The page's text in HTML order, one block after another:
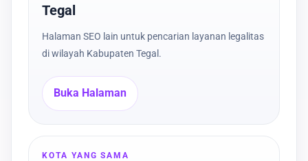
Tegal
Halaman SEO lain untuk pencarian layanan legalitas
di wilayah Kabupaten Tegal.
Buka Halaman
KOTA YANG SAMA